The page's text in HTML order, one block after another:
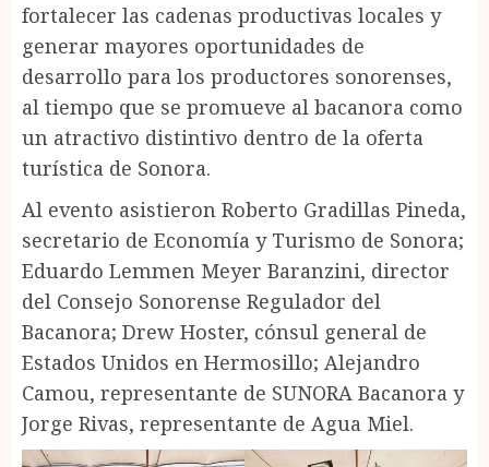
fortalecer las cadenas productivas locales y
generar mayores oportunidades de
desarrollo para los productores sonorenses,
al tiempo que se promueve al bacanora como
un atractivo distintivo dentro de la oferta
turística de Sonora.
Al evento asistieron Roberto Gradillas Pineda,
secretario de Economía y Turismo de Sonora;
Eduardo Lemmen Meyer Baranzini, director
del Consejo Sonorense Regulador del
Bacanora; Drew Hoster, cónsul general de
Estados Unidos en Hermosillo; Alejandro
Camou, representante de SUNORA Bacanora y
Jorge Rivas, representante de Agua Miel.